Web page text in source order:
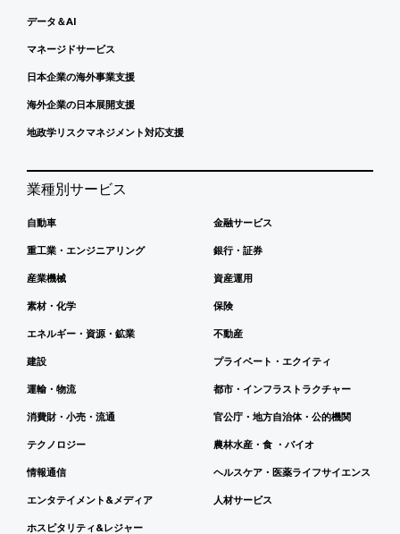
データ＆AI
マネージドサービス
日本企業の海外事業支援
海外企業の日本展開支援
地政学リスクマネジメント対応支援
業種別サービス
自動車
重工業・エンジニアリング
産業機械
素材・化学
エネルギー・資源・鉱業
建設
運輸・物流
消費財・小売・流通
テクノロジー
情報通信
エンタテイメント&メディア
ホスピタリティ&レジャー
金融サービス
銀行・証券
資産運用
保険
不動産
プライベート・エクイティ
都市・インフラストラクチャー
官公庁・地方自治体・公的機関
農林水産・食 ・バイオ
ヘルスケア・医薬ライフサイエンス
人材サービス